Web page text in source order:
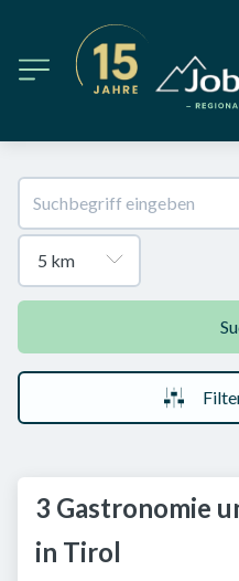
3 Gastronomie
in Tirol